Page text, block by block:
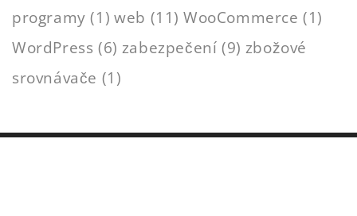
programy (1) web (11) WooCommerce (1)
WordPress (6) zabezpečení (9) zbožové
srovnávače (1)